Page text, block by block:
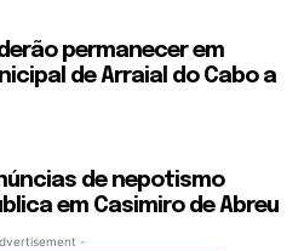
permanecer em
de Arraial do Cabo a
de nepotismo
em Casimiro de Abreu
-